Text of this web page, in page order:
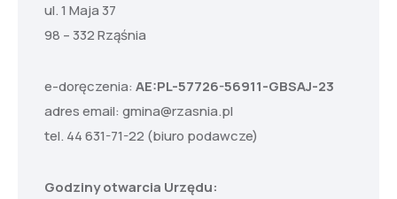
ul. 1 Maja 37
98 – 332 Rząśnia
e-doręczenia: AE:PL-57726-56911-GBSAJ-23
adres email: gmina@rzasnia.pl
tel. 44 631-71-22 (biuro podawcze)
Godziny otwarcia Urzędu: